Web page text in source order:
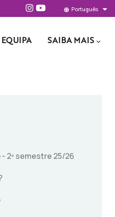
Português
EQUIPA SAIBA MAIS
2º semestre 25/26